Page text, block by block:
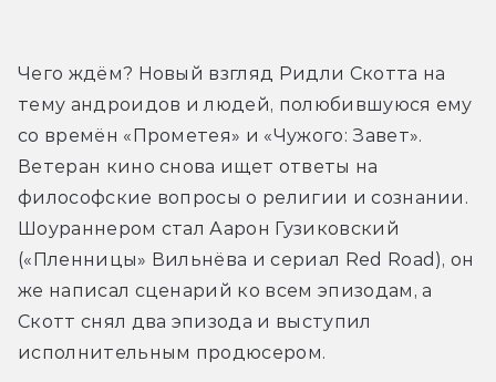
Чего ждём? Новый взгляд Ридли Скотта на
тему андроидов и людей, полюбившуюся ему
со времён «Прометея» и «Чужого: Завет».
Ветеран кино снова ищет ответы на
философские вопросы о религии и сознании.
Шоураннером стал Аарон Гузиковский
(«Пленницы» Вильнёва и сериал Red Road), он
же написал сценарий ко всем эпизодам, а
Скотт снял два эпизода и выступил
исполнительным продюсером.